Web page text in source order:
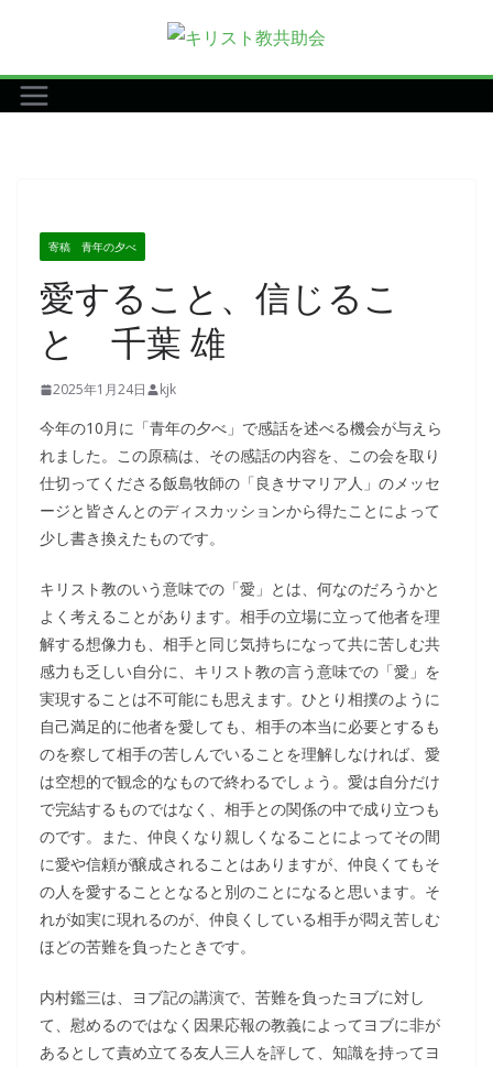
テ
ン
寄稿 青年の夕べ
愛すること、信じるこ
と 千葉 雄
2025年1月24日 kjk
今年の10月に「青年の夕べ」で感話を述べる機会が与えら
れました。この原稿は、その感話の内容を、この会を取り
仕切ってくださる飯島牧師の「良きサマリア人」のメッセ
ージと皆さんとのディスカッションから得たことによって
少し書き換えたものです。
キリスト教のいう意味での「愛」とは、何なのだろうかと
よく考えることがあります。相手の立場に立って他者を理
解する想像力も、相手と同じ気持ちになって共に苦しむ共
感力も乏しい自分に、キリスト教の言う意味での「愛」を
実現することは不可能にも思えます。ひとり相撲のように
自己満足的に他者を愛しても、相手の本当に必要とするも
のを察して相手の苦しんでいることを理解しなければ、愛
は空想的で観念的なもので終わるでしょう。愛は自分だけ
で完結するものではなく、相手との関係の中で成り立つも
のです。また、仲良くなり親しくなることによってその間
に愛や信頼が醸成されることはありますが、仲良くてもそ
の人を愛することとなると別のことになると思います。そ
れが如実に現れるのが、仲良くしている相手が悶え苦しむ
ほどの苦難を負ったときです。
内村鑑三は、ヨブ記の講演で、苦難を負ったヨブに対し
て、慰めるのではなく因果応報の教義によってヨブに非が
あるとして責め立てる友人三人を評して、知識を持ってヨ